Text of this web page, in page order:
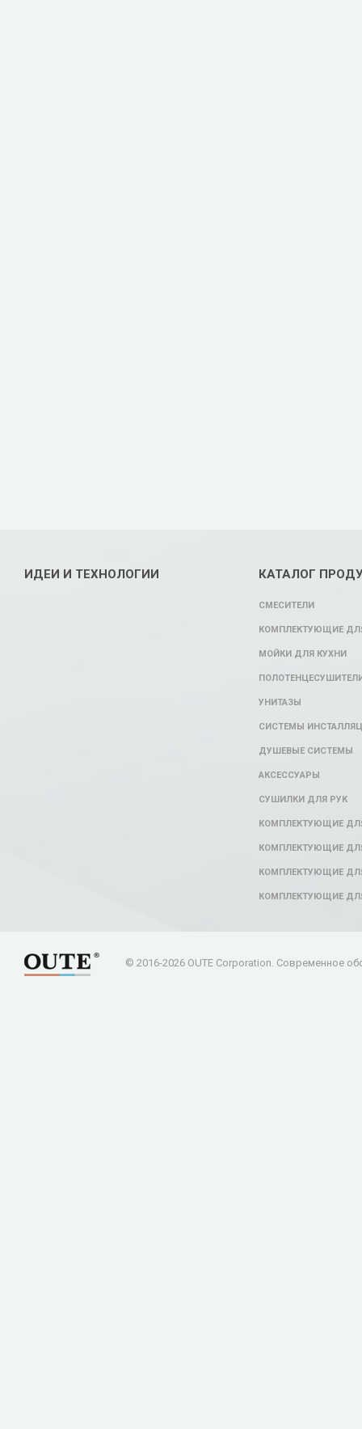
ИДЕИ И ТЕХНОЛОГИИ КАТАЛОГ
СМЕСИТЕЛИ
КОМПЛЕКТУЮЩИЕ
МОЙКИ ДЛЯ КУХНИ
УНИТАЗЫ
СИСТЕМЫ
ДУШЕВЫЕ СИСТЕМЫ
АКСЕССУАРЫ
СУШИЛКИ ДЛЯ РУК
КОМПЛЕКТУЮЩИЕ
КОМПЛЕКТУЮЩИЕ
КОМПЛЕКТУЮЩИЕ
КОМПЛЕКТУЮЩИЕ
© 2016-2026 OUTE Corporation. Современное